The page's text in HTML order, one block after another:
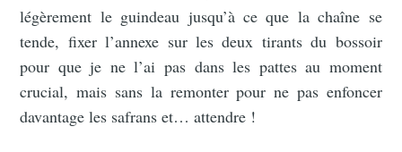
légèrement le guindeau jusqu’à ce que la chaîne se
tende, fixer l’annexe sur les deux tirants du bossoir
pour que je ne l’ai pas dans les pattes au moment
crucial, mais sans la remonter pour ne pas enfoncer
davantage les safrans et… attendre !